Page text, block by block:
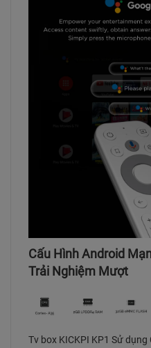
Cấu Hình Android
Trải Nghiệm Mượt
Tv box KICKPI KP1 Sử dụng